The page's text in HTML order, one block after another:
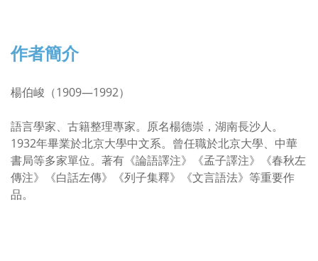
作者簡介
楊伯峻（1909—1992）
語言學家、古籍整理專家。原名楊德崇，湖南長沙人。
1932年畢業於北京大學中文系。曾任職於北京大學、中華
書局等多家單位。著有《論語譯注》《孟子譯注》《春秋左
傳注》《白話左傳》《列子集釋》《文言語法》等重要作
品。